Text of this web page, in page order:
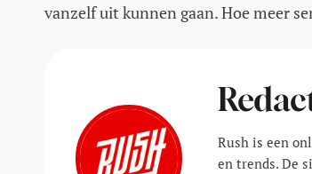
vanzelf uit kunnen gaan. Hoe meer
Rush is een
en trends. De